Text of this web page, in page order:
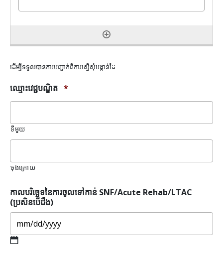
ដើម្បីទទួលបានការបញ្ជាក់ពីការស្នើសុំបង្កាន់ដៃ
ឈ្មោះវេជ្ជបណ្ឌិត *
ទីមួយ
ចុងក្រោយ
កាលបរិច្ឆេទនៃការចូលទៅកាន់ SNF/Acute Rehab/LTAC
(ប្រសិនបើដឹង)